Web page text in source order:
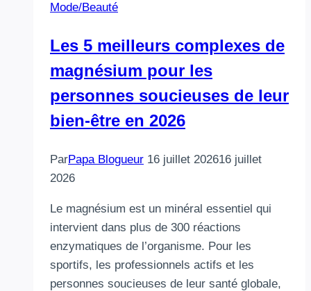
Mode/Beauté
Les 5 meilleurs complexes de
magnésium pour les
personnes soucieuses de leur
bien-être en 2026
ParPapa Blogueur 16 juillet 202616 juillet
2026
Le magnésium est un minéral essentiel qui
intervient dans plus de 300 réactions
enzymatiques de l’organisme. Pour les
sportifs, les professionnels actifs et les
personnes soucieuses de leur santé globale,